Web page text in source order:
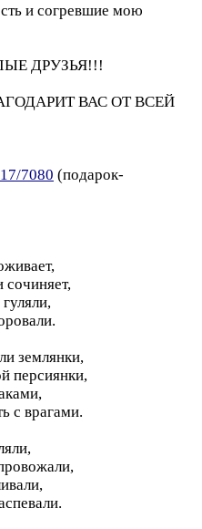
и согревшие мою
ДРУЗЬЯ!!!
ВАС ОТ ВСЕЙ
7080 (подарок-
землянки,
персиянки,
с врагами.